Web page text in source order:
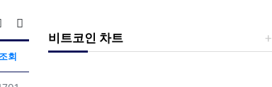
시판 검색
조회순 정렬
조회
비트코인 차트